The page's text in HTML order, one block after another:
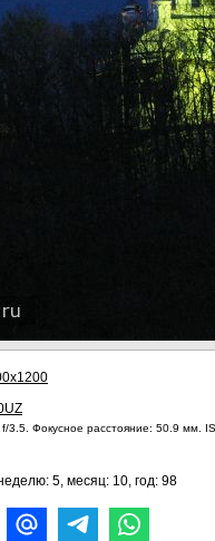
Фокусное расстояние: 50.9 мм.
5, месяц: 10, год: 98